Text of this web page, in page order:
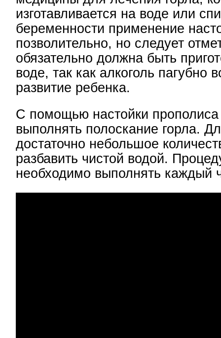
изготавливается на воде или
беременности применение
позволительно, но следует
обязательно должна быть
воде, так как алкоголь пагубно
развитие ребенка.
С помощью настойки
выполнять полоскание горла.
достаточно небольшое
разбавить чистой водой.
необходимо выполнять каждый